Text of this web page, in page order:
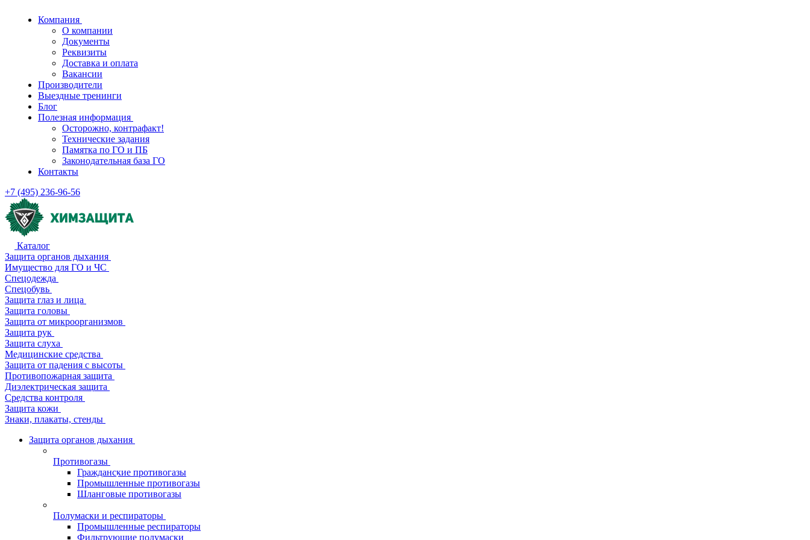
Компания
О компании
Документы
Реквизиты
Доставка и оплата
Вакансии
Производители
Выездные тренинги
Блог
Полезная информация
Осторожно, контрафакт!
Технические задания
Памятка по ГО и ПБ
Законодательная база ГО
Контакты
+7 (495) 236-96-56
Каталог
Защита органов дыхания
Имущество для ГО и ЧС
Спецодежда
Спецобувь
Защита глаз и лица
Защита головы
Защита от микроорганизмов
Защита рук
Защита слуха
Медицинские средства
Защита от падения с высоты
Противопожарная защита
Диэлектрическая защита
Средства контроля
Защита кожи
Знаки, плакаты, стенды
Защита органов дыхания
Противогазы
Гражданские противогазы
Промышленные противогазы
Шланговые противогазы
Полумаски и респираторы
Промышленные респираторы
Фильтрующие полумаски